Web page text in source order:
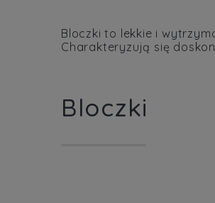
Bloczki to lekkie i
Charakteryzują się
Bloczki